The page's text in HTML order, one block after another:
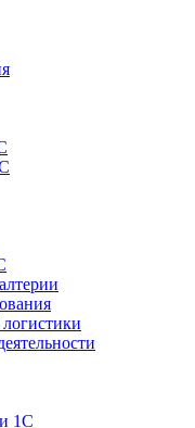
1С